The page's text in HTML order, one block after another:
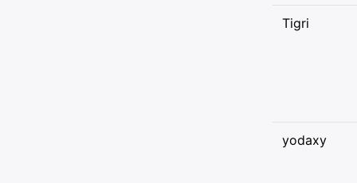
Tigri
yodaxy